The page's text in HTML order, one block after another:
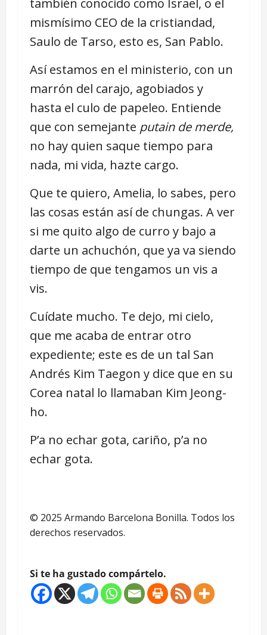
también conocido como Israel, o el
mismísimo CEO de la cristiandad,
Saulo de Tarso, esto es, San Pablo.
Así estamos en el ministerio, con un
marrón del carajo, agobiados y
hasta el culo de papeleo. Entiende
que con semejante putain de merde,
no hay quien saque tiempo para
nada, mi vida, hazte cargo.
Que te quiero, Amelia, lo sabes, pero
las cosas están así de chungas. A ver
si me quito algo de curro y bajo a
darte un achuchón, que ya va siendo
tiempo de que tengamos un vis a
vis.
Cuídate mucho. Te dejo, mi cielo,
que me acaba de entrar otro
expediente; este es de un tal San
Andrés Kim Taegon y dice que en su
Corea natal lo llamaban Kim Jeong-
ho.
P’a no echar gota, cariño, p’a no
echar gota.
© 2025 Armando Barcelona Bonilla. Todos los
derechos reservados.
Si te ha gustado compártelo.